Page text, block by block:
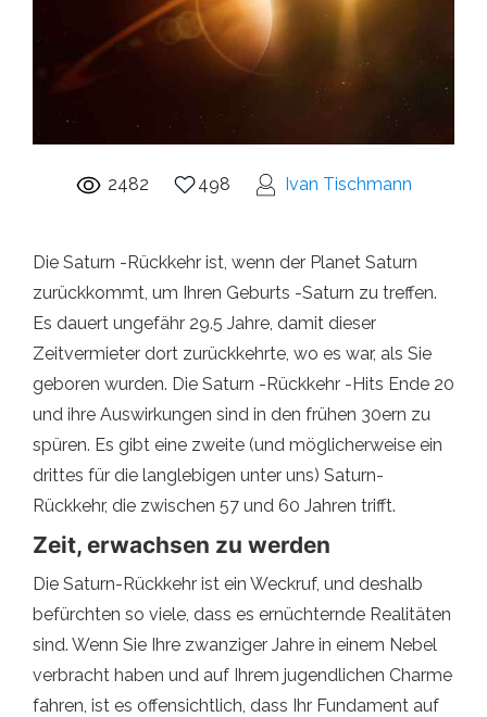
2482 498 Ivan Tischmann
Die Saturn -Rückkehr ist, wenn der Planet Saturn
zurückkommt, um Ihren Geburts -Saturn zu treffen.
Es dauert ungefähr 29.5 Jahre, damit dieser
Zeitvermieter dort zurückkehrte, wo es war, als Sie
geboren wurden. Die Saturn -Rückkehr -Hits Ende 20
und ihre Auswirkungen sind in den frühen 30ern zu
spüren. Es gibt eine zweite (und möglicherweise ein
drittes für die langlebigen unter uns) Saturn-
Rückkehr, die zwischen 57 und 60 Jahren trifft.
Zeit, erwachsen zu werden
Die Saturn-Rückkehr ist ein Weckruf, und deshalb
befürchten so viele, dass es ernüchternde Realitäten
sind. Wenn Sie Ihre zwanziger Jahre in einem Nebel
verbracht haben und auf Ihrem jugendlichen Charme
fahren, ist es offensichtlich, dass Ihr Fundament auf